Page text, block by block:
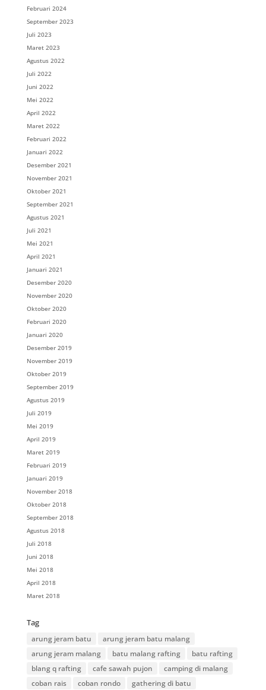
Februari 2024
September 2023
Juli 2023
Maret 2023
Agustus 2022
Juli 2022
Juni 2022
Mei 2022
April 2022
Maret 2022
Februari 2022
Januari 2022
Desember 2021
November 2021
Oktober 2021
September 2021
Agustus 2021
Juli 2021
Mei 2021
April 2021
Januari 2021
Desember 2020
November 2020
Oktober 2020
Februari 2020
Januari 2020
Desember 2019
November 2019
Oktober 2019
September 2019
Agustus 2019
Juli 2019
Mei 2019
April 2019
Maret 2019
Februari 2019
Januari 2019
November 2018
Oktober 2018
September 2018
Agustus 2018
Juli 2018
Juni 2018
Mei 2018
April 2018
Maret 2018
Tag
arung jeram batu
arung jeram batu malang
arung jeram malang
batu malang rafting
batu rafting
blang q rafting
cafe sawah pujon
camping di malang
coban rais
coban rondo
gathering di batu